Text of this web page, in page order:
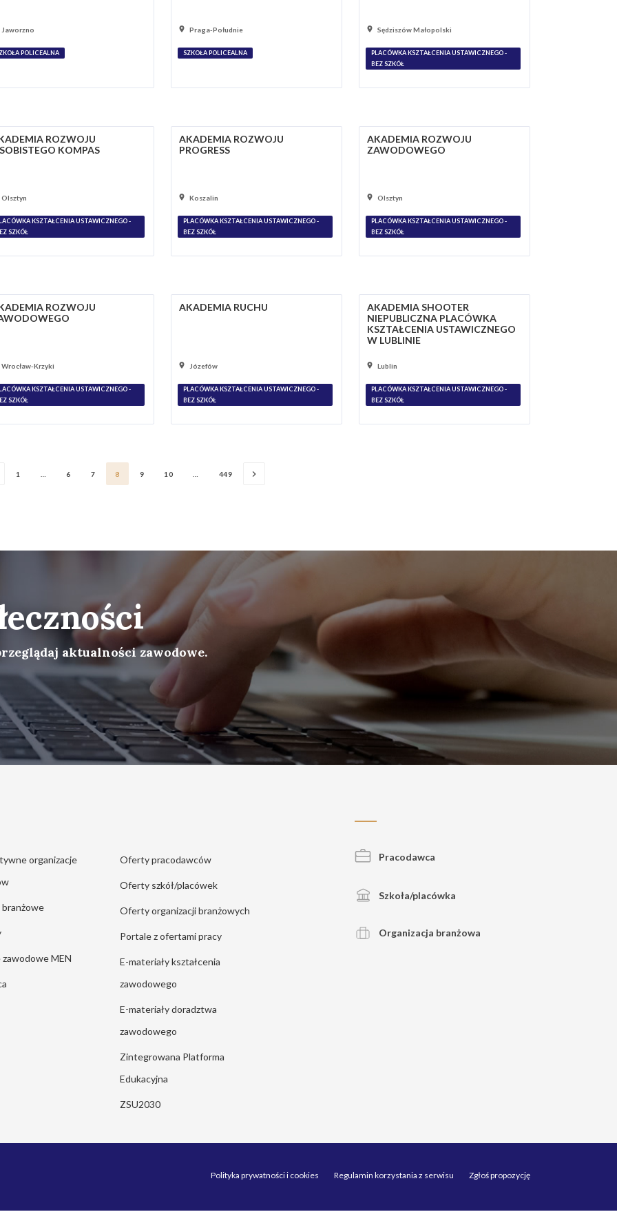
Jaworzno
POLICEALNA
Praga-Południe
SZKOŁA POLICEALNA
Sędziszów Małopolski
PLACÓWKA KSZTAŁCENIA USTAWICZNEGO -
BEZ SZKÓŁ
ROZWOJU
KOMPAS
Olsztyn
KSZTAŁCENIA USTAWICZNEGO -
SZKÓŁ
AKADEMIA ROZWOJU
PROGRESS
Koszalin
PLACÓWKA KSZTAŁCENIA USTAWICZNEGO -
BEZ SZKÓŁ
AKADEMIA ROZWOJU
ZAWODOWEGO
Olsztyn
PLACÓWKA KSZTAŁCENIA USTAWICZNEGO -
BEZ SZKÓŁ
ROZWOJU
Wrocław-Krzyki
KSZTAŁCENIA USTAWICZNEGO -
SZKÓŁ
AKADEMIA RUCHU
Józefów
PLACÓWKA KSZTAŁCENIA USTAWICZNEGO -
BEZ SZKÓŁ
AKADEMIA SHOOTER
NIEPUBLICZNA PLACÓWKA
KSZTAŁCENIA USTAWICZNEGO
W LUBLINIE
Lublin
PLACÓWKA KSZTAŁCENIA USTAWICZNEGO -
BEZ SZKÓŁ
1 6 7 8 9 10 449
aktualności zawodowe.
organizacje
zawodowe MEN
Oferty pracodawców
Oferty szkół/placówek
Oferty organizacji branżowych
Portale z ofertami pracy
E-materiały kształcenia
zawodowego
E-materiały doradztwa
zawodowego
Zintegrowana Platforma
Edukacyjna
ZSU2030
Pracodawca
Szkoła/placówka
Organizacja branżowa
Polityka prywatności i cookies Regulamin korzystania z serwisu Zgłoś propozycję